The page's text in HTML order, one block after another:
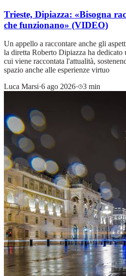
Trieste, Dipiazza: «Bisogna
che funzionano» (VIDEO)
Un appello a raccontare anche gli
la diretta Roberto Dipiazza ha dedicato
cui viene raccontata l'attualità,
spazio anche alle esperienze virtuo
Luca Marsi·6 ago 2026· 3 min